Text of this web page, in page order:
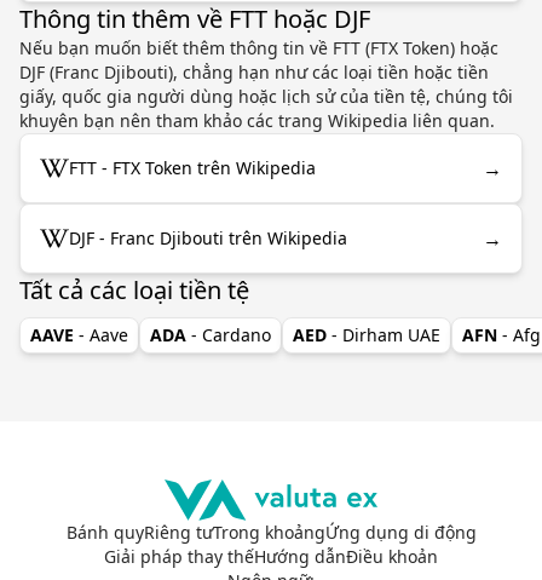
Thông tin thêm về FTT hoặc DJF
Nếu bạn muốn biết thêm thông tin về FTT (FTX Token) hoặc
DJF (Franc Djibouti), chẳng hạn như các loại tiền hoặc tiền
giấy, quốc gia người dùng hoặc lịch sử của tiền tệ, chúng tôi
khuyên bạn nên tham khảo các trang Wikipedia liên quan.
FTT - FTX Token trên Wikipedia →
DJF - Franc Djibouti trên Wikipedia →
Tất cả các loại tiền tệ
AAVE - Aave ADA - Cardano AED - Dirham UAE AFN -
Bánh quyRiêng tưTrong khoảngỨng dụng di động
Giải pháp thay thếHướng dẫnĐiều khoản